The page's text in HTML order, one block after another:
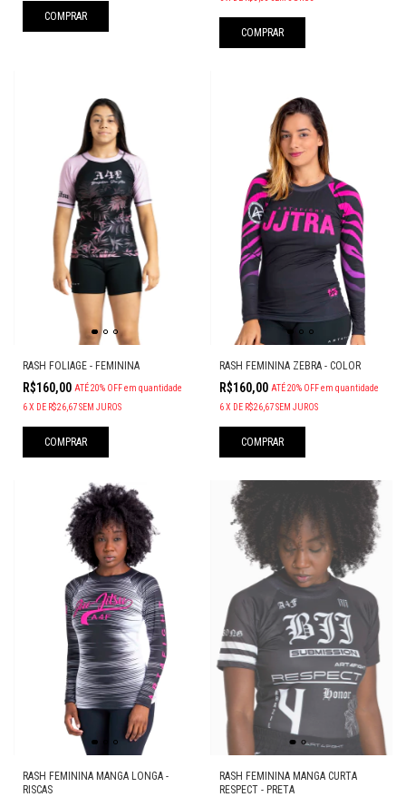
COMPRAR
COMPRAR
RASH FOLIAGE - FEMININA
R$160,00 ATÉ 20% OFFem quantidade
6X DE R$26,67SEM JUROS
COMPRAR
RASH FEMININA ZEBRA - COLOR
R$160,00 ATÉ 20% OFF em quantidade
6 X DE R$26,67 SEM JUROS
COMPRAR
RASH FEMININA MANGA LONGA -
RISCAS
RASH FEMININA MANGA CURTA
RESPECT - PRETA